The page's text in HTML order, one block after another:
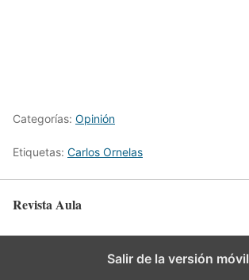
Categorías: Opinión
Etiquetas: Carlos Ornelas
Revista Aula
Salir de la versión móvil